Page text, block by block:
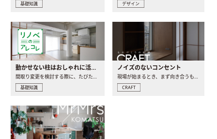
基礎知識 デザイン
動かせない柱はおしゃれに活用！柱を魅せるリノベーション(リノベ)4選
間取り変更を検討する際に、たびたび皆さんの頭を悩ませる動か..
基礎知識
ノイズのないコンセント
現場が始まるとき、まず向き合うものの一つがコンセントです..
CRAFT